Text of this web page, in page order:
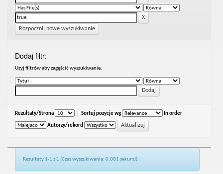
Rozpocznij nowe wyszukiwanie
Dodaj filtr:
Uzyj filtrów aby zagęścić wyszukiwanie.
Rezultaty/Strona Sortuj pozycje wg In order
Autorzy/rekord
Rezultaty 1-1 z 1 (Czas wyszukiwania: 0.001 sekund).